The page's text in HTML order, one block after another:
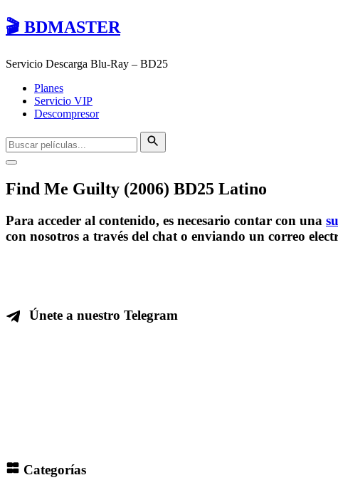
🎬 BDMASTER
Servicio Descarga Blu-Ray – BD25
Planes
Servicio VIP
Descompresor
Find Me Guilty (2006) BD25 Latino
Para acceder al contenido, es necesario contar con una
con nosotros a través del chat o enviando un correo
Únete a nuestro Telegram
Categorías